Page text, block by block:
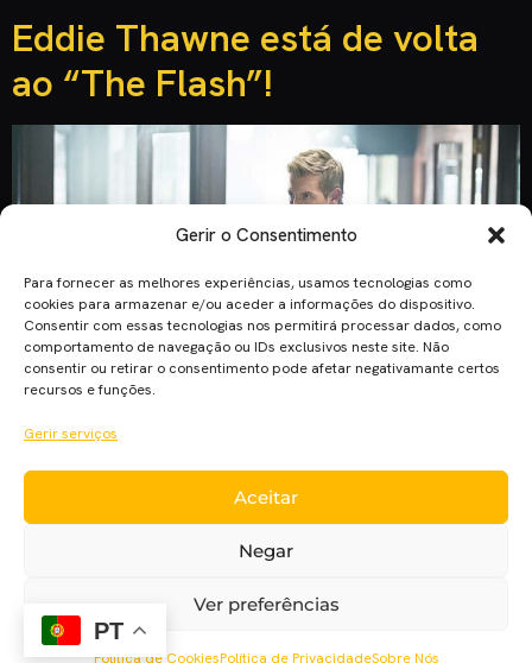
Gerir o Consentimento
Para fornecer as melhores experiências, usamos tecnologias como
cookies para armazenar e/ou aceder a informações do dispositivo.
Consentir com essas tecnologias nos permitirá processar dados, como
comportamento de navegação ou IDs exclusivos neste site. Não
consentir ou retirar o consentimento pode afetar negativamante certos
recursos e funções.
Gerir serviços
Aceitar
Negar
Ver preferências
Política de CookiesPolítica de PrivacidadeSobre Nós
Eddie Thawne está de volta
ao “The Flash”!
Rick Cosnett confirmou o seu regresso à série “The Flash”,
na passada terça-feira. O actor que protagonizava a
personagem Eddie Thawne confirmou via Twitter que está de
entanto, ainda não se sabe se irá representar outra vez a
mesma personagem. Ver Também: Rapunzel e Flynn Rider
estão de volta em […]
PT